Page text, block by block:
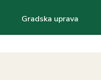
Main
navigation
Gradska uprava